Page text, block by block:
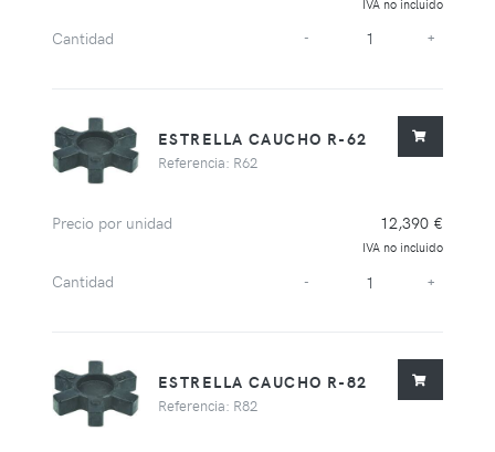
IVA no incluido
Cantidad - +
ESTRELLA CAUCHO R-62
Referencia: R62
Precio por unidad 12,390 €
IVA no incluido
Cantidad - +
ESTRELLA CAUCHO R-82
Referencia: R82